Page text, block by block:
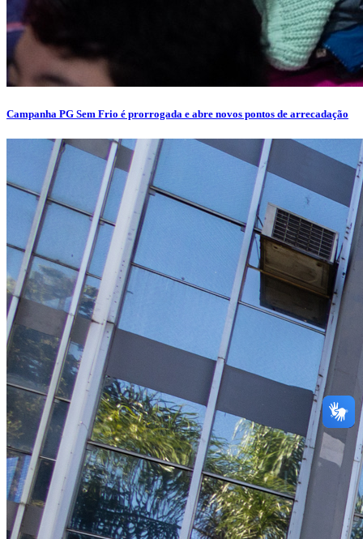
Campanha PG Sem Frio é prorrogada e abre novos pontos de arrecadação